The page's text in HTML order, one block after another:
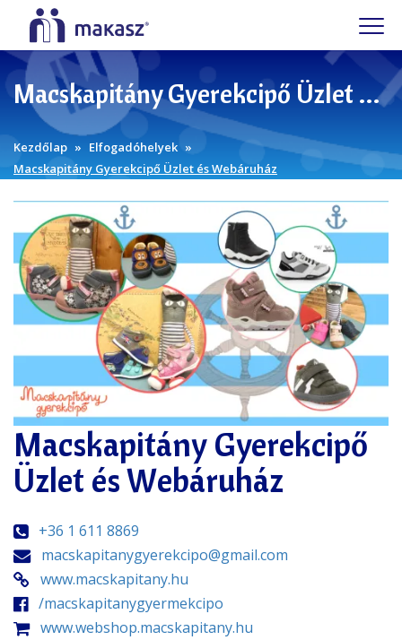
Macskapitány Gyerekcipő Üzlet és Webáruház
Kezdőlap
Elfogadóhelyek
Macskapitány Gyerekcipő Üzlet és Webáruház
Macskapitány Gyerekcipő
Üzlet és Webáruház
+36 1 611 8869
macskapitanygyerekcipo@gmail.com
www.macskapitany.hu
/macskapitanygyermekcipo
www.webshop.macskapitany.hu